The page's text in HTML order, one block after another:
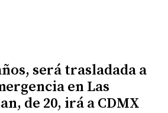
será trasladada a
en Las
de 20, irá a CDMX